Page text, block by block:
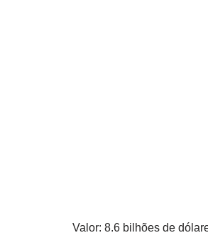
Valor: 8.6 bilhões de